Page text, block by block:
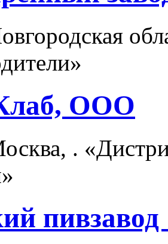
ООО
.